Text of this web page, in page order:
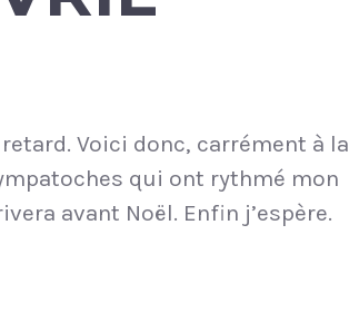
Voici donc, carrément à la
qui ont rythmé mon
avant Noël. Enfin j’espère.